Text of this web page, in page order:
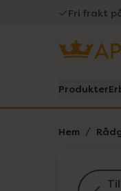
Fri frakt
Produkter
Hem